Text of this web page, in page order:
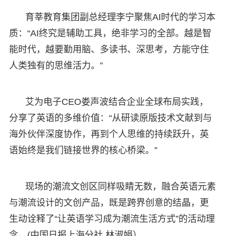
育莘教育集团副总经理李宁聚焦AI时代的学习本
质：“AI终究是辅助工具，绝非学习的全部。越是智
能时代，越要勤用脑、多读书、深思考，方能守住
人类独有的思维活力。”
艾为电子CEO娄声波结合企业全球布局实践，
分享了英语的多维价值：“从研读原版技术文献到与
海外伙伴深度协作，再到个人思维的持续跃升，英
语始终是我们链接世界的核心桥梁。”
现场的潮流文创区同样吸睛无数，融合英语元素
与潮流设计的文创产品，既是跨界创意的结晶，更
生动诠释了“让英语学习成为潮流生活方式”的活动理